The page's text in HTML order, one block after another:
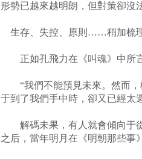
形勢已越來越明朗，但對策卻沒
生存、失控、原則……稍加梳理
正如孔飛力在《叫魂》中所
“我們不能預見未來。然而，
于到了我們手中時，卻又已經太
解碼未果，有人就會傾向于從
之后，當年明月在《明朝那些事